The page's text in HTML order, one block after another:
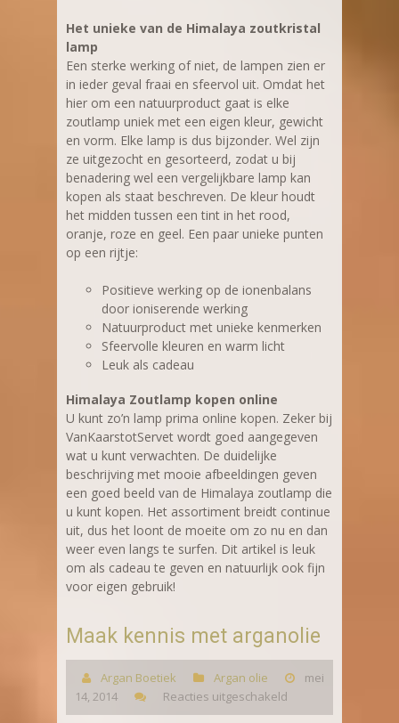
Het unieke van de Himalaya zoutkristal
lamp
Een sterke werking of niet, de lampen zien er
in ieder geval fraai en sfeervol uit. Omdat het
hier om een natuurproduct gaat is elke
zoutlamp uniek met een eigen kleur, gewicht
en vorm. Elke lamp is dus bijzonder. Wel zijn
ze uitgezocht en gesorteerd, zodat u bij
benadering wel een vergelijkbare lamp kan
kopen als staat beschreven. De kleur houdt
het midden tussen een tint in het rood,
oranje, roze en geel. Een paar unieke punten
op een rijtje:
Positieve werking op de ionenbalans
door ioniserende werking
Natuurproduct met unieke kenmerken
Sfeervolle kleuren en warm licht
Leuk als cadeau
Himalaya Zoutlamp kopen online
U kunt zo’n lamp prima online kopen. Zeker bij
VanKaarstotServet wordt goed aangegeven
wat u kunt verwachten. De duidelijke
beschrijving met mooie afbeeldingen geven
een goed beeld van de Himalaya zoutlamp die
u kunt kopen. Het assortiment breidt continue
uit, dus het loont de moeite om zo nu en dan
weer even langs te surfen. Dit artikel is leuk
om als cadeau te geven en natuurlijk ook fijn
voor eigen gebruik!
Maak kennis met arganolie
Argan Boetiek Argan olie
mei
14, 2014
Reacties uitgeschakeld